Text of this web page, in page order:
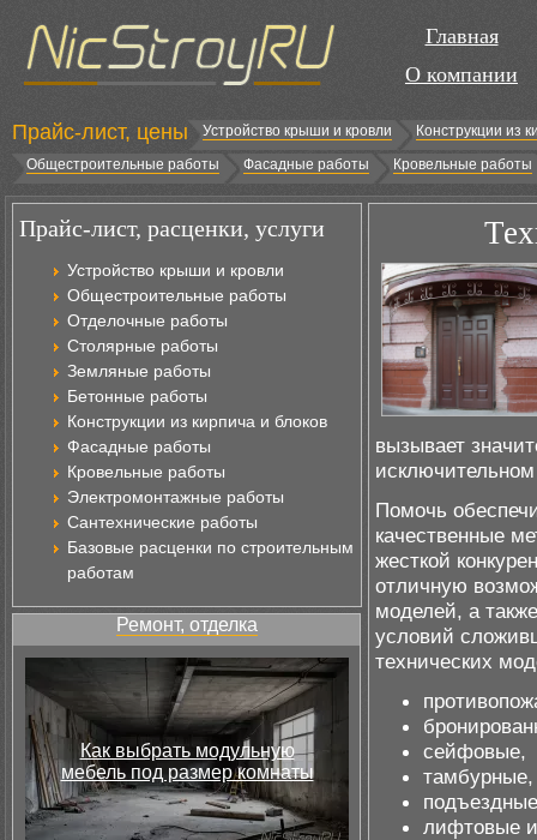
Главная
О компании
Прайс-лист, цены Устройство крыши и кровли
Конструкции из
Общестроительные работы
Фасадные работы Кровельные работы
Прайс-лист, расценки, услуги
Устройство крыши и кровли
Общестроительные работы
Отделочные работы
Столярные работы
Земляные работы
Бетонные работы
Конструкции из кирпича и блоков
Фасадные работы
Кровельные работы
Электромонтажные работы
Сантехнические работы
Базовые расценки по строительным
работам
Ремонт, отделка
Как выбрать модульную
мебель под размер комнаты
вызывает
Помочь
качественные
жесткой
отличную
моделей, а
условий
технических
сейфовые,
тамбурные,
лифтовые